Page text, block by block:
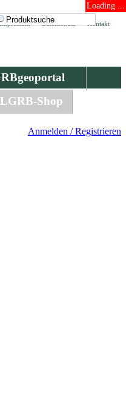
Loading ...
Kontakt
Datenschutz
Impressum
LGRB-Shop
Anmelden / Registrieren